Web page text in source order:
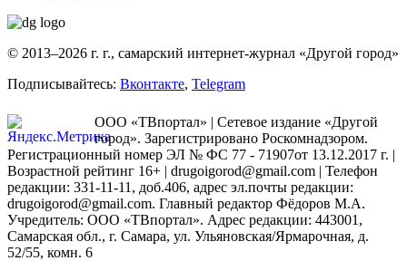
© 2013–2026 г. г., самарский интернет-журнал «Другой город»
Подписывайтесь: Вконтакте, Telegram
ООО «ТВпортал» | Сетевое издание «Другой
город». Зарегистрировано Роскомнадзором.
Регистрационный номер ЭЛ № ФС 77 - 71907от 13.12.2017 г. |
Возрастной рейтинг 16+ | drugoigorod@gmail.com | Телефон
редакции: 331-11-11, доб.406, адрес эл.почты редакции:
drugoigorod@gmail.com. Главный редактор Фёдоров М.А.
Учредитель: ООО «ТВпортал». Адрес редакции: 443001,
Самарская обл., г. Самара, ул. Ульяновская/Ярмарочная, д.
52/55, комн. 6